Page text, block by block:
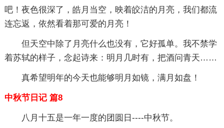
吧！夜色很深了，皓月当空，映着皎洁的月亮，我们都流
连忘返，依然看着那可爱的月亮！
但天空中除了月亮什么也没有，它好孤单。我不禁学
着苏轼的样子，念起诗来：明月几时有，把酒问青天……
真希望明年的今天也能够明月如镜，满月如盘！
中秋节日记 篇8
八月十五是一年一度的团圆日----中秋节。